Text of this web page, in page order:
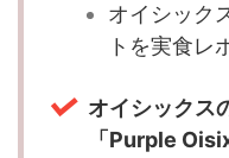
オイシック
トを実食レ
オイシックス
「Purple